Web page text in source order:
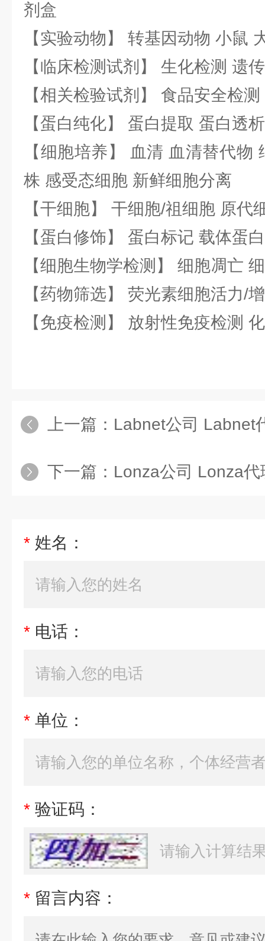
剂盒
【实验动物】 转基因动物 小鼠
【临床检测试剂】 生化检测 遗
【相关检验试剂】 食品安全检
【蛋白纯化】 蛋白提取 蛋白透
【细胞培养】 血清 血清替代物
株 感受态细胞 新鲜细胞分离
【干细胞】 干细胞/祖细胞 原代
【蛋白修饰】 蛋白标记 载体蛋
【细胞生物学检测】 细胞凋亡
【药物筛选】 荧光素细胞活力/
【免疫检测】 放射性免疫检测
上一篇： Labnet公司 Labnet
下一篇： Lonza公司 Lonza代
* 姓名：
* 电话：
* 单位：
* 验证码：
* 留言内容：